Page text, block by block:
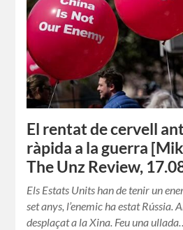
El rentat de cervell
ràpida a la guerra
The Unz Review,
Els Estats Units han de tenir un
set anys, l’enemic ha estat Rússia.
desplaçat a la Xina. Feu una